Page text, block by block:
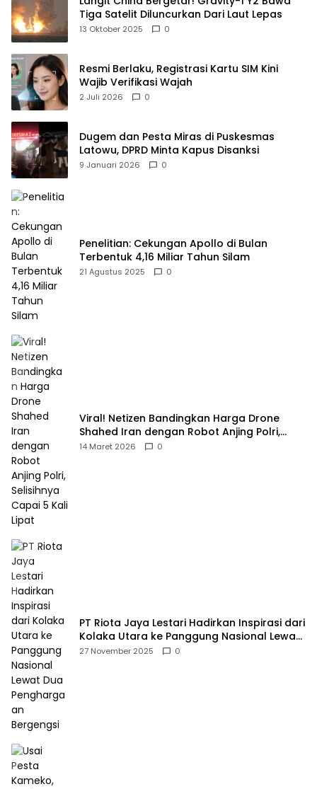
Tiga Satelit Diluncurkan Dari Laut Lepas
13 Oktober 2025 0
Resmi Berlaku, Registrasi Kartu SIM Kini
Wajib Verifikasi Wajah
2 Juli 2026 0
Dugem dan Pesta Miras di Puskesmas
Latowu, DPRD Minta Kapus Disanksi
9 Januari 2026 0
Penelitian: Cekungan Apollo di Bulan
Terbentuk 4,16 Miliar Tahun Silam
21 Agustus 2025 0
Viral! Netizen Bandingkan Harga Drone
Shahed Iran dengan Robot Anjing Polri,
Selisihnya Capai 5 Kali Lipat
14 Maret 2026 0
PT Riota Jaya Lestari Hadirkan Inspirasi dari
Kolaka Utara ke Panggung Nasional Lewat
Dua Penghargaan Bergengsi
27 November 2025 0